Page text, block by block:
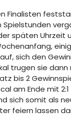
Finalisten
Spielstunden
späten Uhrzeit
sich den
trugen sie dann
bis 2
am Ende mit
sich somit als
feiern lassen